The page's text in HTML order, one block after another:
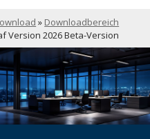
» Downloadbereich
Version 2026 Beta-Version